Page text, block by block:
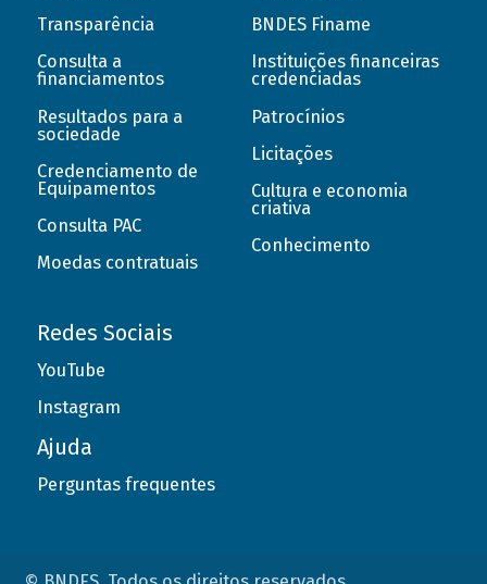
Transparência
Consulta a
financiamentos
Resultados para a
sociedade
Credenciamento de
Equipamentos
Consulta PAC
Moedas contratuais
BNDES Finame
Instituições financeiras
credenciadas
Patrocínios
Licitações
Cultura e economia
criativa
Conhecimento
Redes Sociais
YouTube
Instagram
Ajuda
Perguntas frequentes